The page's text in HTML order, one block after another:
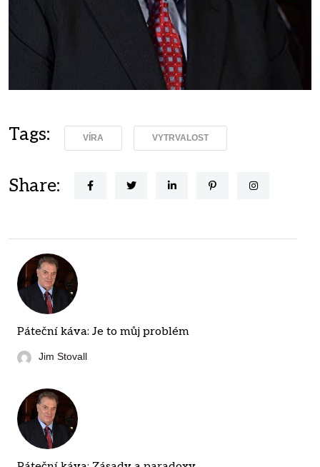
Tags: VÍRA VYTRVALOST
Share:
Páteční káva: Je to můj problém
Jim Stovall